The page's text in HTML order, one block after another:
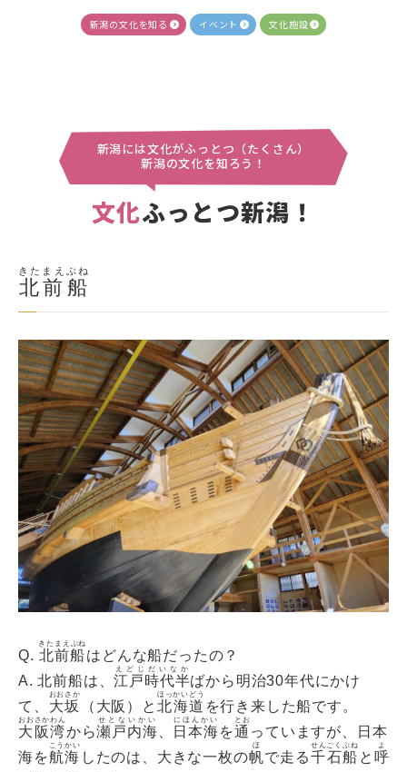
新潟の文化を知る イベント 文化施設
新潟には文化がふっとつ（たくさん）
新潟の文化を知ろう！
文化ふっとつ新潟！
北前船
きたまえぶね
Q. 北前船
きたまえぶね
はどんな船だったの？
A. 北前船は、江戸時代半
えどじだいなか
ばから明治30年代にかけ
て、 大坂
おおさか
（大阪）と 北海道
ほっかいどう
を行き来した船です。
大阪湾
おおさかわん
から瀬戸内海
せとないかい
日本海
にほんかい
を通
とお
っていますが、日本
海を航海
こうかい
したのは、大きな一枚の帆
ほ
で走る千石船
せんごくぶね
と 呼
よ